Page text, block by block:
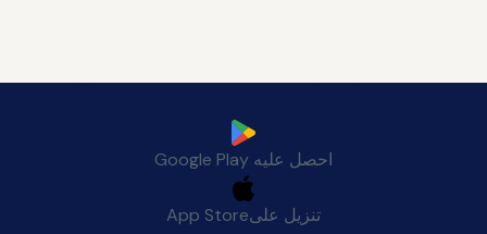
احصل عليه Google Play
تنزيل علىApp Store